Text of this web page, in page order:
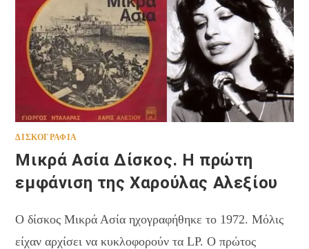
ΔΙΣΚΟΓΡΑΦΊΑ
Μικρά Ασία Δίσκος. Η πρώτη
εμφάνιση της Χαρούλας Αλεξίου
Ο δίσκος Μικρά Ασία ηχογραφήθηκε το 1972. Μόλις
είχαν αρχίσει να κυκλοφορούν τα LP. Ο πρώτος